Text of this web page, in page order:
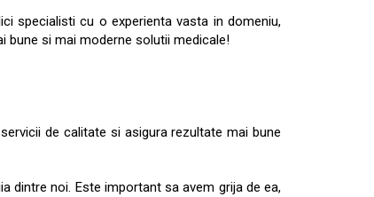
specialisti cu o experienta vasta in domeniu,
bune si mai moderne solutii medicale!
de calitate si asigura rezultate mai bune
dintre noi. Este important sa avem grija de ea,